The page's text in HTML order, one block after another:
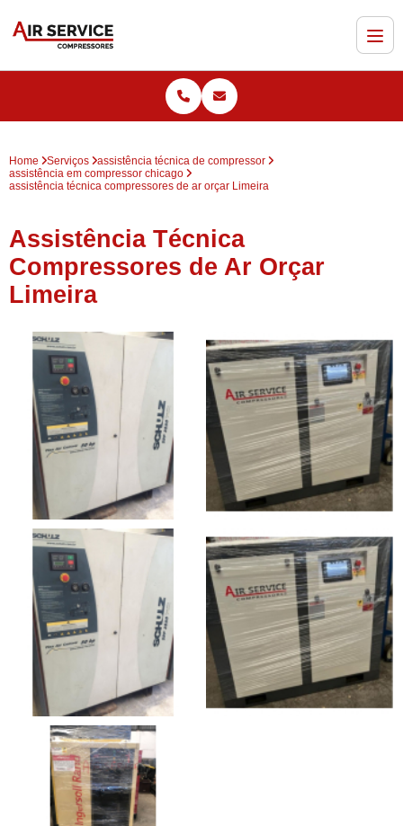
Home Serviços
assistência técnica de compressor
assistência em compressor chicago
assistência técnica compressores de ar orçar Limeira
Assistência Técnica
Compressores de Ar Orçar
Limeira